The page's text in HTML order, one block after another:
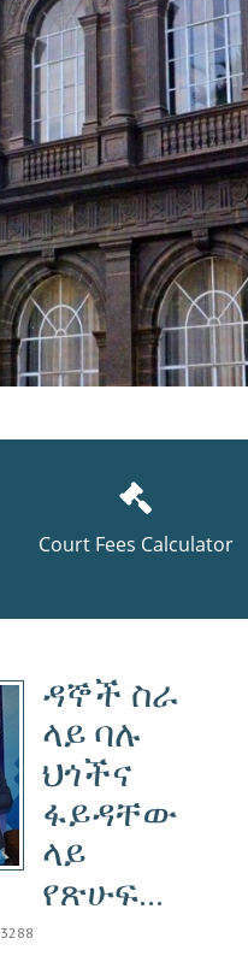
Court Fees Calculator
ዳኞች ስራ
ላይ ባሉ
ህጎችና
ፋይዳቸው
ላይ
የጽሁፍ...
3288